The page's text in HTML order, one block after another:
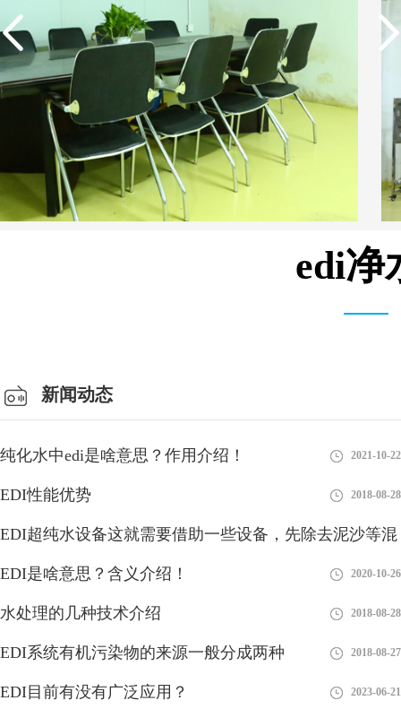
edi净
新闻动态
纯化水中edi是啥意思？作用介绍！ 2021-10-22
EDI性能优势 2018-08-28
EDI超纯水设备这就需要借助一些设备，先除去泥沙等混
浊物 2018-08-28
EDI是啥意思？含义介绍！ 2020-10-26
水处理的几种技术介绍 2018-08-28
EDI系统有机污染物的来源一般分成两种 2018-08-27
EDI目前有没有广泛应用？ 2023-06-21
的系统等等，而今天为大家分享的主要是它的系统分类，到底EDI